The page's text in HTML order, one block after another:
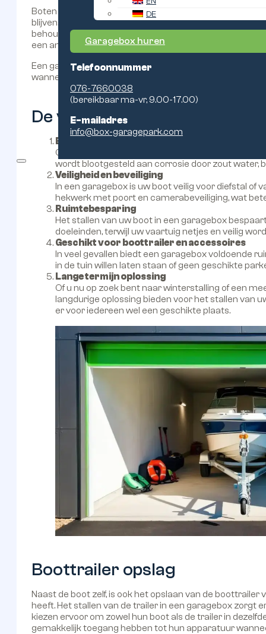
DE
Garagebox huren
Telefoonnummer
076-7660038
(bereikbaar ma-vr, 9.00-17.00)
E-mailadres
info@box-garagepark.com
Boten zijn waardevolle investeringen en verdienen de
blijven. Het vinden van de juiste locatie voor uw
behoud van de structurele integriteit van het vaartuig.
een andere veilige opslagruimte essentieel zijn om
Een garagebox biedt bijvoorbeeld een veilige, droge
wanneer u deze tijdelijk niet gebruikt. Maar wat zijn nu
De voordelen van
Bescherming tegen weersomstandigheden
Of het nu regent, sneeuwt of er intense
wordt blootgesteld aan corrosie door zout water,
Veiligheid en beveiliging
In een garagebox is uw boot veilig voor diefstal of
hekwerk met poort en camerabeveiliging, wat
Ruimtebesparing
Het stallen van uw boot in een garagebox
doeleinden, terwijl uw vaartuig netjes en veilig
Geschikt voor boottrailer en accessoires
In veel gevallen biedt een garagebox voldoende
in de tuin willen laten staan of geen geschikte
Lange termijn oplossing
Of u nu op zoek bent naar winterstalling of een
langdurige oplossing bieden voor het stallen van
er voor iedereen wel een geschikte plaats.
Boottrailer opslag
Naast de boot zelf, is ook het opslaan van de
heeft. Het stallen van de trailer in een garagebox zorgt
kiezen ervoor om zowel hun boot als de trailer in
gemakkelijk toegang hebben tot hun apparatuur